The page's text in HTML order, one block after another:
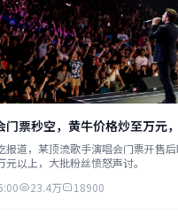
门票秒空，黄牛价格炒至万元
报道，某顶流歌手演唱会门票开售
以上，大批粉丝愤怒声讨。
23.4万 18900